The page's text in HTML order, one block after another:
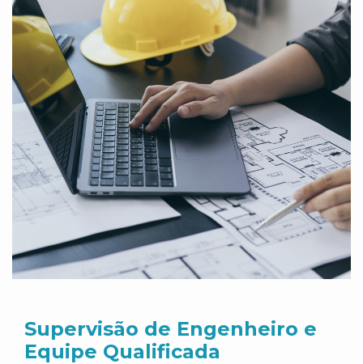
Supervisão de Engenheiro e
Equipe Qualificada